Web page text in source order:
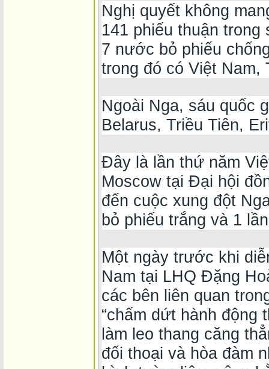
Nghị quyết không
141 phiếu thuận
7 nước bỏ phiếu
trong đó có Việt Nam,
Ngoài Nga, sáu quốc
Belarus, Triều Tiên,
Đây là lần thứ năm
Moscow tại Đại hội
đến cuộc xung đột
bỏ phiếu trắng và 1
Một ngày trước khi
Nam tại LHQ Đặng
các bên liên quan
“chấm dứt hành động
làm leo thang căng
đối thoại và hòa đàm